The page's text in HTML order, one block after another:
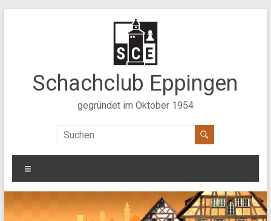
Schachclub Eppingen
gegründet im Oktober 1954